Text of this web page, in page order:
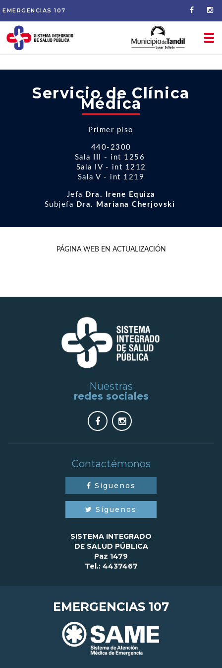
EMERGENCIAS 107
Servicio de Clínica
Médica
Primer piso
440-2300
Sala III - int 1256
Sala IV - int 1212
Sala V - int 1219
Jefa
Dra. Irene Equiza
Subjefa
Dra. Mariana Cherjovski
PÁGINA WEB EN ACTUALIZACIÓN
Nuestras
redes sociales
Contactémonos
Síguenos
Síguenos
SISTEMA INTEGRADO
DE SALUD PÚBLICA
Paz 1479
Tel.: 4437467
EMERGENCIAS 107